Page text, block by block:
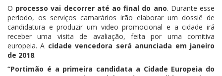
O processo vai decorrer até ao final do ano. Durante esse
período, os serviços camarários irão elaborar um dossiê de
candidatura e produzir um video promocional e a cidade irá
receber uma visita de avaliação, feita por uma comitiva
europeia. A cidade vencedora será anunciada em janeiro
de 2018.
“Portimão é a primeira candidata a Cidade Europeia do